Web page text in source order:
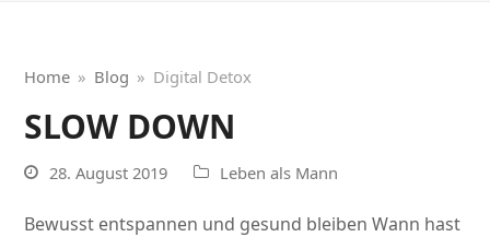
Home » Blog » Digital Detox
SLOW DOWN
28. August 2019 Leben als Mann
Bewusst entspannen und gesund bleiben Wann hast